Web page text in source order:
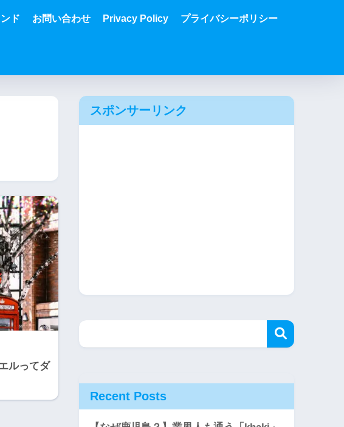
ド お問い合わせ Privacy Policy プライバシーポリシー
ルってダ
スポンサーリンク
Recent Posts